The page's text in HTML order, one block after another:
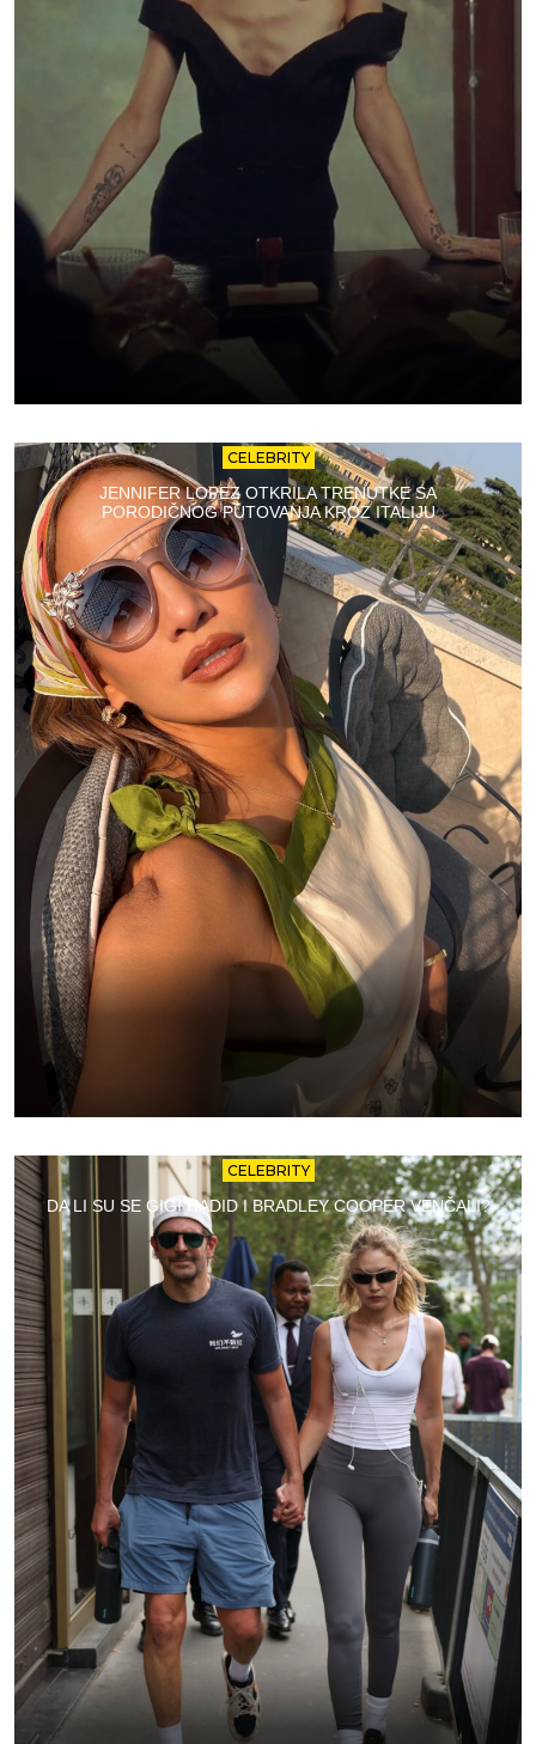
CELEBRITY
JENNIFER LOPEZ OTKRILA TRENUTKE SA
PORODIČNOG PUTOVANJA KROZ ITALIJU
CELEBRITY
DA LI SU SE GIGI HADID I BRADLEY COOPER VENČALI?